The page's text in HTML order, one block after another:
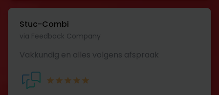
Stuc-Combi
via Feedback Company
Vakkundig en alles volgens afspraak